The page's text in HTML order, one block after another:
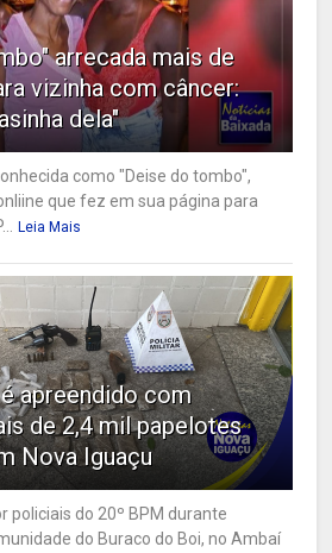
arrecada mais de
vizinha com câncer:
dela"
como "Deise do tombo",
que fez em sua página para
Leia Mais
apreendido com
de 2,4 mil papelotes
Nova Iguaçu
policiais do 20º BPM durante
do Buraco do Boi, no Ambaí